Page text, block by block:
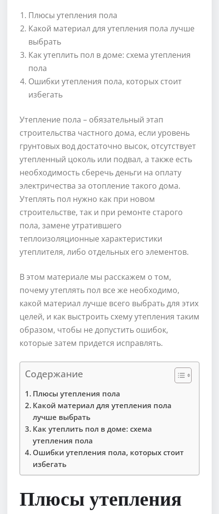
Плюсы утепления пола
Какой материал для утепления пола лучше
выбрать
Как утеплить пол в доме: схема утепления
пола
Ошибки утепления пола, которых стоит
избегать
Утепление пола – обязательный этап
строительства частного дома, если уровень
грунтовых вод достаточно высок, отсутствует
утепленный цоколь или подвал, а также есть
необходимость сберечь деньги на оплату
электричества за отопление такого дома.
Утеплять пол нужно как при новом
строительстве, так и при ремонте старого
пола, замене утратившего
теплоизоляционные характеристики
утеплителя, либо отдельных его элементов.
В этом материале мы расскажем о том,
почему утеплять пол все же необходимо,
какой материал лучше всего выбрать для этих
целей, и как выстроить схему утепления таким
образом, чтобы не допустить ошибок,
которые затем придется исправлять.
Содержание
Плюсы утепления пола
Какой материал для утепления пола
лучше выбрать
Как утеплить пол в доме: схема
утепления пола
Ошибки утепления пола, которых стоит
избегать
Плюсы утепления